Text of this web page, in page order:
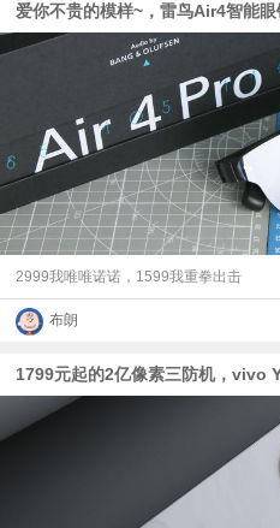
2999我唯唯诺诺，1599我重拳出击
布朗